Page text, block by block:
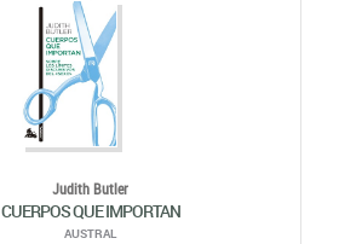
Judith Butler
CUERPOS QUE IMPORTAN
AUSTRAL